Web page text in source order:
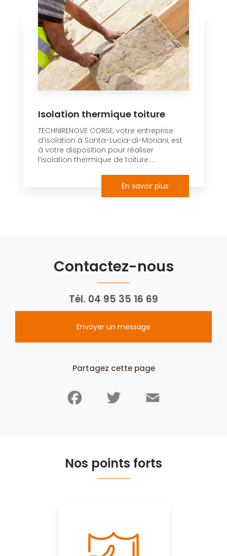
Isolation thermique toiture
TECHNIRENOVE CORSE, votre entreprise
d’isolation à Santa-Lucia-di-Moriani, est
à votre disposition pour réaliser
l’isolation thermique de toiture....
En savoir plus
Contactez-nous
Tél. 04 95 35 16 69
Envoyer un message
Partagez cette page
Nos points forts